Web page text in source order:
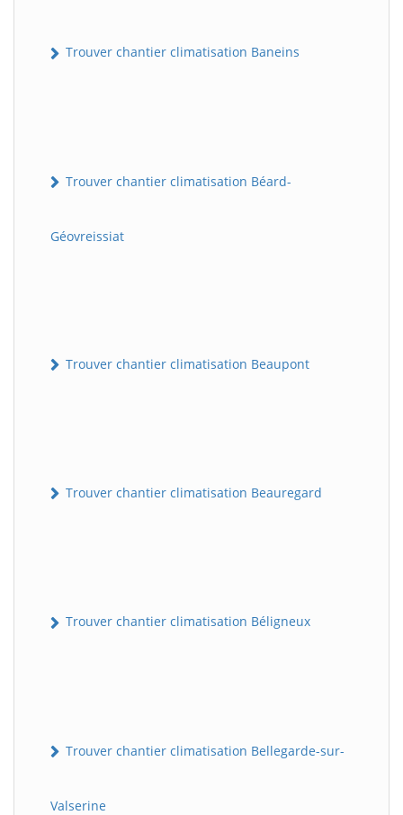
Trouver chantier climatisation Baneins
Trouver chantier climatisation Béard-
Géovreissiat
Trouver chantier climatisation Beaupont
Trouver chantier climatisation Beauregard
Trouver chantier climatisation Béligneux
Trouver chantier climatisation Bellegarde-sur-
Valserine